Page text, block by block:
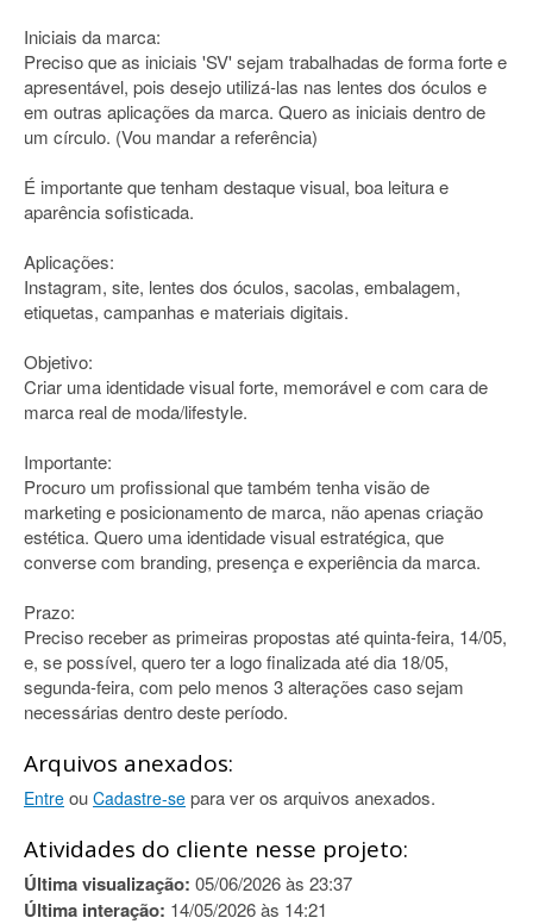
Iniciais da marca:
Preciso que as iniciais 'SV' sejam trabalhadas de forma forte e
apresentável, pois desejo utilizá-las nas lentes dos óculos e
em outras aplicações da marca. Quero as iniciais dentro de
um círculo. (Vou mandar a referência)
É importante que tenham destaque visual, boa leitura e
aparência sofisticada.
Aplicações:
Instagram, site, lentes dos óculos, sacolas, embalagem,
etiquetas, campanhas e materiais digitais.
Objetivo:
Criar uma identidade visual forte, memorável e com cara de
marca real de moda/lifestyle.
Importante:
Procuro um profissional que também tenha visão de
marketing e posicionamento de marca, não apenas criação
estética. Quero uma identidade visual estratégica, que
converse com branding, presença e experiência da marca.
Prazo:
Preciso receber as primeiras propostas até quinta-feira, 14/05,
e, se possível, quero ter a logo finalizada até dia 18/05,
segunda-feira, com pelo menos 3 alterações caso sejam
necessárias dentro deste período.
Arquivos anexados:
Entre ou Cadastre-se para ver os arquivos anexados.
Atividades do cliente nesse projeto:
Última visualização: 05/06/2026 às 23:37
Última interação: 14/05/2026 às 14:21